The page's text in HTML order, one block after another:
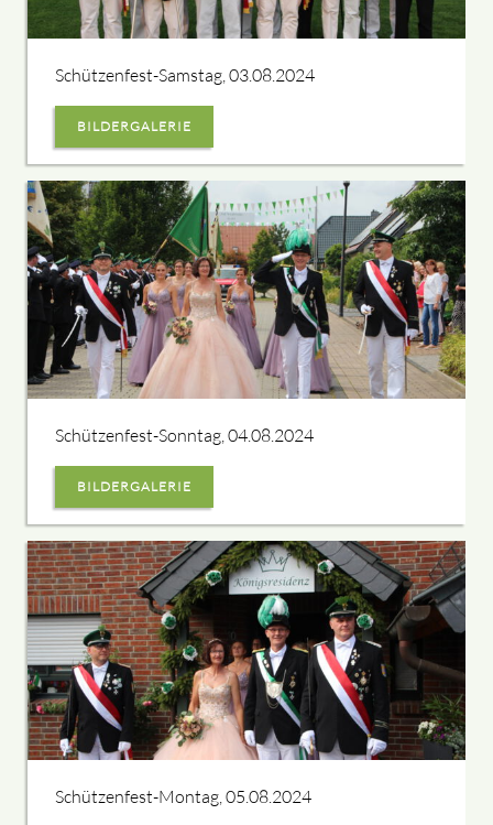
Schützenfest-Samstag, 03.08.2024
BILDERGALERIE
Schützenfest-Sonntag, 04.08.2024
BILDERGALERIE
Schützenfest-Montag, 05.08.2024